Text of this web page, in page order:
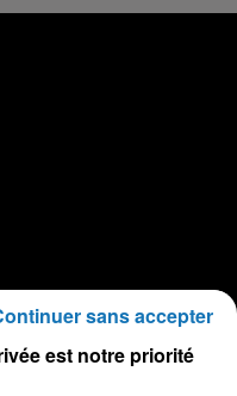
est notre priorité
sans accepter